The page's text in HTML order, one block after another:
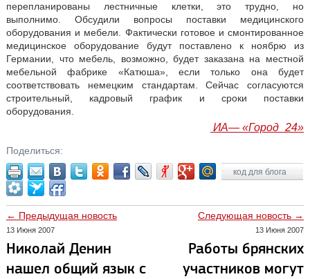
перепланированы лестничные клетки, это трудно, но
выполнимо. Обсудили вопросы поставки медицинского
оборудования и мебели. Фактически готовое и смонтированное
медицинское оборудование будут поставлено к ноябрю из
Германии, что мебель, возможно, будет заказана на местной
мебельной фабрике «Катюша», если только она будет
соответствовать немецким стандартам. Сейчас согласуются
строительный, кадровый график и сроки поставки
оборудования.
ИА— «Город_24»
Поделиться:
код для блога
← Предыдущая новость
13 Июня 2007
Николай Денин
нашел общий язык с
Следующая новость →
13 Июня 2007
Работы брянских
участников могут